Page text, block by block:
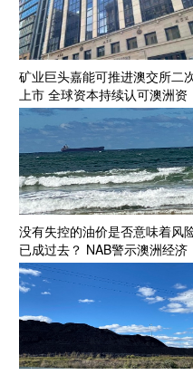
矿业巨头嘉能可推进澳交所二
上市 全球资本持续认可澳洲资
源投资生态
没有失控的油价是否意味着风
已成过去？ NAB警示澳洲经济
面临“滚动式”能源成本压力